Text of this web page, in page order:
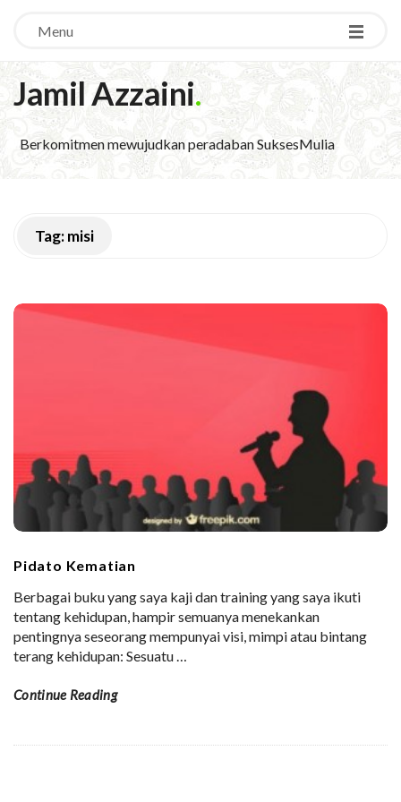
Menu
Jamil Azzaini.
Berkomitmen mewujudkan peradaban SuksesMulia
Tag:misi
Pidato Kematian
Berbagai buku yang saya kaji dan training yang saya ikuti
tentang kehidupan, hampir semuanya menekankan
pentingnya seseorang mempunyai visi, mimpi atau bintang
terang kehidupan: Sesuatu…
Continue Reading